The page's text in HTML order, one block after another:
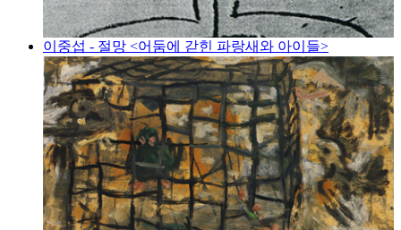
이중섭 - 절망 <어둠에 갇힌 파랑새와 아이들>